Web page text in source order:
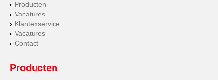
Producten
Vacatures
Klantenservice
Vacatures
Contact
Producten